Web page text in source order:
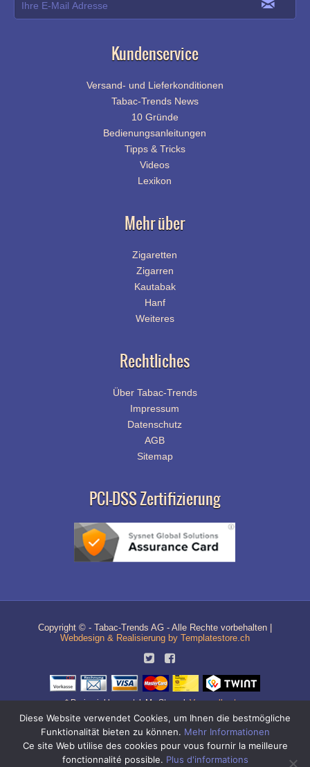
Kundenservice
Versand- und Lieferkonditionen
Tabac-Trends News
10 Gründe
Bedienungsanleitungen
Tipps & Tricks
Videos
Lexikon
Mehr über
Zigaretten
Zigarren
Kautabak
Hanf
Weiteres
Rechtliches
Über Tabac-Trends
Impressum
Datenschutz
AGB
Sitemap
PCI-DSS Zertifizierung
Copyright © - Tabac-Trends AG - Alle Rechte vorbehalten |
Webdesign & Realisierung by Templatestore.ch
* Preise inkl. gesetzl. MwSt. zzgl.Versandkosten
Quick-Link Navigation
Aktivkohlefilter
Zubehör
Diese Website verwendet Cookies, um Ihnen die bestmögliche
Funktionalität bieten zu können. Mehr Informationen
Ce site Web utilise des cookies pour vous fournir la meilleure
fonctionnalité possible. Plus d'informations